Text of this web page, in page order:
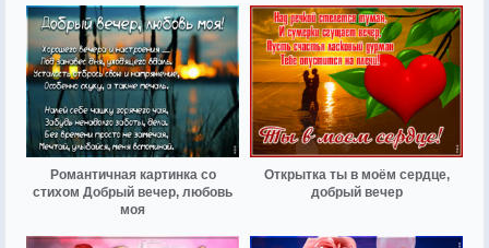
Романтичная картинка со
стихом Добрый вечер, любовь
моя
Открытка ты в моём сердце,
добрый вечер